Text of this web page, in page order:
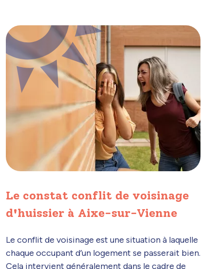
Le constat conflit de voisinage
d'huissier à Aixe-sur-Vienne
Le conflit de voisinage est une situation à laquelle
chaque occupant d’un logement se passerait bien.
Cela intervient généralement dans le cadre de